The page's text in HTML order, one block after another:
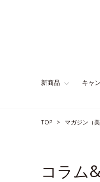
新商品 キャ
TOP マガジン（
コラム